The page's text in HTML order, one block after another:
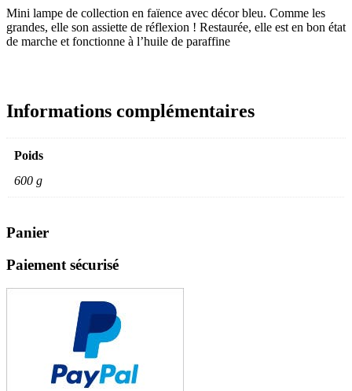
Mini lampe de collection en faïence avec décor bleu. Comme les
grandes, elle son assiette de réflexion ! Restaurée, elle est en bon état
de marche et fonctionne à l’huile de paraffine
Informations complémentaires
Poids
600 g
Panier
Paiement sécurisé